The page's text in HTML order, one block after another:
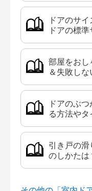
ドアのサ
ドアの標
部屋をおし
＆失敗しな
ドアのぶ
る方法や
引き戸の
のしかたは